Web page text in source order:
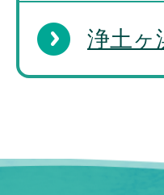
浄土ヶ